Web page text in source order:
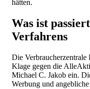
hätten.
Was ist
Verfahrens
Die Verbraucherzentrale
Klage gegen die
Michael C. Jakob ein.
Werbung und